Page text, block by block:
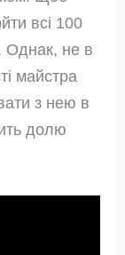
всі 100
Однак, не в
майстра
з нею в
долю